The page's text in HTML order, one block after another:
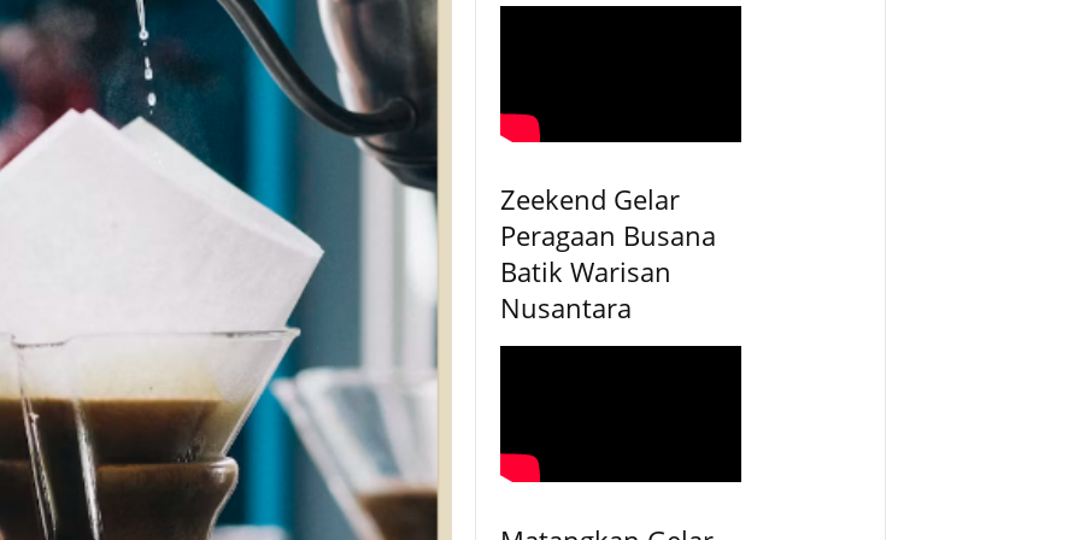
Zeekend Gelar
Peragaan Busana
Batik Warisan
Nusantara